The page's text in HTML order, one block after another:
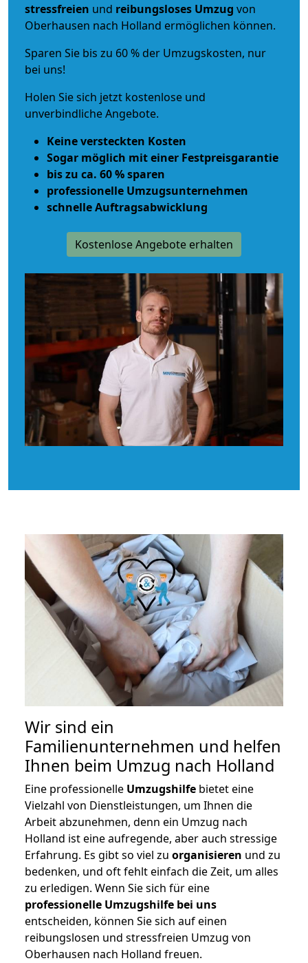
stressfreien und reibungsloses Umzug von
Oberhausen nach Holland ermöglichen können.
Sparen Sie bis zu 60 % der Umzugskosten, nur
bei uns!
Holen Sie sich jetzt kostenlose und
unverbindliche Angebote.
Keine versteckten Kosten
Sogar möglich mit einer Festpreisgarantie
bis zu ca. 60 % sparen
professionelle Umzugsunternehmen
schnelle Auftragsabwicklung
Kostenlose Angebote erhalten
Wir sind ein
Familienunternehmen und helfen
Ihnen beim Umzug nach Holland
Eine professionelle Umzugshilfe bietet eine
Vielzahl von Dienstleistungen, um Ihnen die
Arbeit abzunehmen, denn ein Umzug nach
Holland ist eine aufregende, aber auch stressige
Erfahrung. Es gibt so viel zu organisieren und zu
bedenken, und oft fehlt einfach die Zeit, um alles
zu erledigen. Wenn Sie sich für eine
professionelle Umzugshilfe bei uns
entscheiden, können Sie sich auf einen
reibungslosen und stressfreien Umzug von
Oberhausen nach Holland freuen.